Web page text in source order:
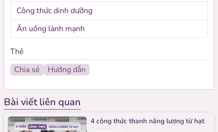
Công thức dinh dưỡng
Ăn uống lành mạnh
Thẻ
Chia sẻ
Hướng dẫn
Sản phẩm liên quan
Bài viết liên quan
4 công thức thanh năng lượng từ hạt